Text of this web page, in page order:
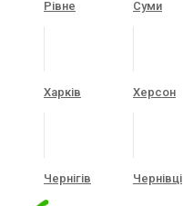
Рівне Суми
Харків Херсон
Чернігів Чернівці